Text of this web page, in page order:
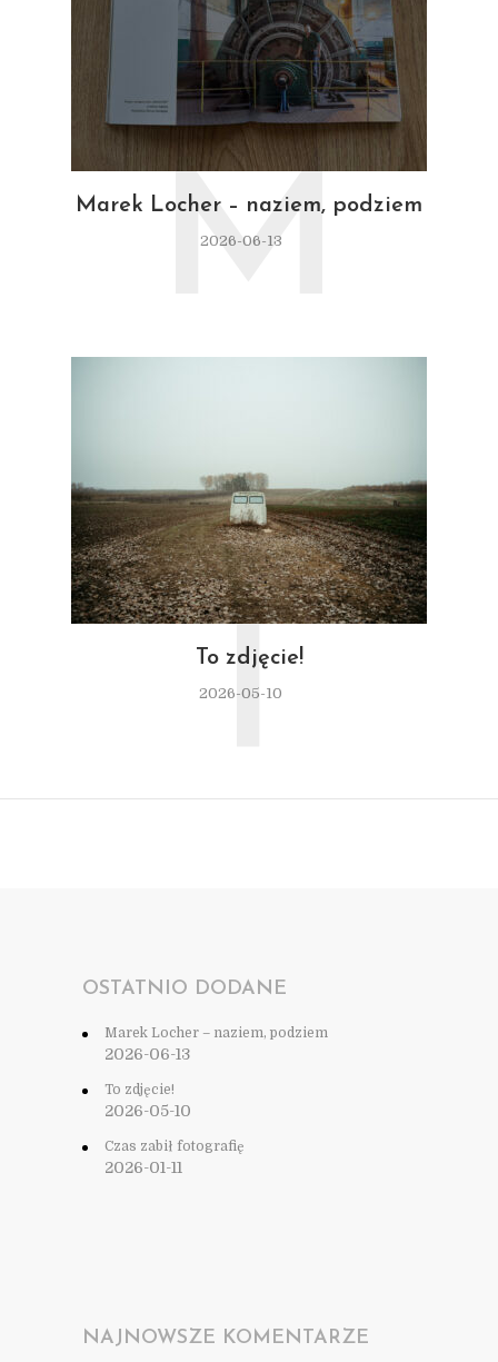
Marek Locher – naziem, podziem
2026-06-13
M
To zdjęcie!
2026-05-10
T
OSTATNIO DODANE
Marek Locher – naziem, podziem
2026-06-13
To zdjęcie!
2026-05-10
Czas zabił fotografię
2026-01-11
NAJNOWSZE KOMENTARZE